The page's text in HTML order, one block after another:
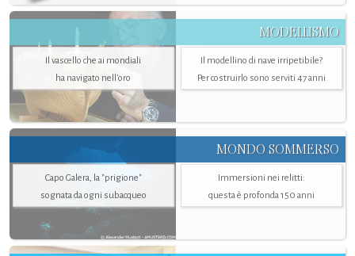
MODELLISMO
Il vascello che ai mondiali
ha navigato nell’oro
Il modellino di nave irripetibile?
Per costruirlo sono serviti 47 anni
MONDO SOMMERSO
Capo Galera, la "prigione"
sognata da ogni subacqueo
Immersioni nei relitti:
questa è profonda 150 anni